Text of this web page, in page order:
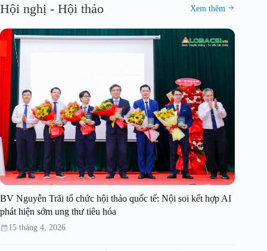
Hội nghị - Hội thảo Xem thêm
BV Nguyễn Trãi tổ chức hội thảo quốc tế: Nội soi kết hợp AI
phát hiện sớm ung thư tiêu hóa
15 tháng 4, 2026